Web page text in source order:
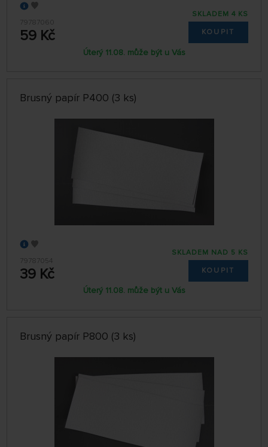
79787060
59 Kč
SKLADEM 4 KS
KOUPIT
Úterý 11.08. může být u Vás
Brusný papír P400 (3 ks)
79787054
39 Kč
SKLADEM NAD 5 KS
KOUPIT
Úterý 11.08. může být u Vás
Brusný papír P800 (3 ks)